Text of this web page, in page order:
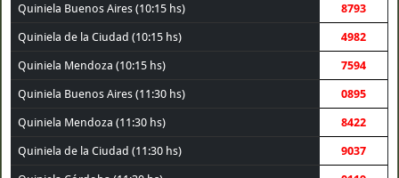
Quiniela Buenos Aires (10:15 hs) 8793
Quiniela de la Ciudad (10:15 hs) 4982
Quiniela Mendoza (10:15 hs) 7594
Quiniela Buenos Aires (11:30 hs) 0895
Quiniela Mendoza (11:30 hs) 8422
Quiniela de la Ciudad (11:30 hs) 9037